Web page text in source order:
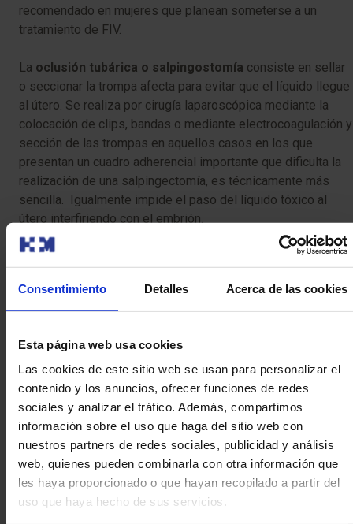
Consentimiento Detalles Acerca de las cookies
Esta página web usa cookies
Las cookies de este sitio web se usan para personalizar el
contenido y los anuncios, ofrecer funciones de redes
sociales y analizar el tráfico. Además, compartimos
información sobre el uso que haga del sitio web con
nuestros partners de redes sociales, publicidad y análisis
web, quienes pueden combinarla con otra información que
les haya proporcionado o que hayan recopilado a partir del
uso que haya hecho de sus servicios.
recomendado en mujeres que planean someterse a un
tratamiento de FIV.
La oclusión tubárica o salpingostomía consiste en sellar
o seccionar la trompa afecta para evitar que el líquido llegue
al útero. Se realiza por cirugía laparoscópica mediante la
colocación de clips, bandas o mediante electrocoagulación y
sección de las trompas en aquellos casos en los que
presentan un cuadro adherencial importante que dificulta la
realización de una salpingectomía, es técnicamente más
sencilla. Igualmente impide el paso del líquido tóxico al
útero interfiriendo con el embrión.
La escleroterapia
es una opción menos invasiva que la
guiada por ecografía para extraer el líquido acumulado en la
trompa afectada. Luego, se introduce una sustancia
es una técnica efectiva para reducir el tamaño del
hidrosalpinx, no es tan definitiva como la salpingectomía y
podría ser necesario realizarla más de una vez.
Generalmente, se recomienda en casos donde el daño en
las trompas es menor o cuando la paciente no es apta para
una cirugía mayor. No se realiza de forma rutinaria.
Cuando el daño en las trompas no es demasiado severo, es
posible intentar una reparación tubárica